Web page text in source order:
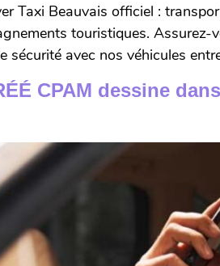
Taxi Beauvais officiel :
touristiques.
avec nos véhicules
CPAM dessine